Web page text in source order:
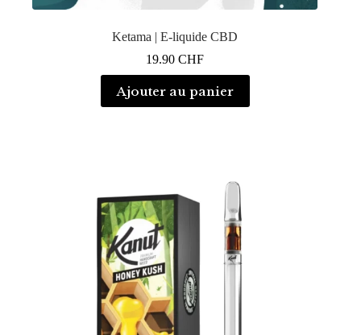
Ketama | E-liquide CBD
19.90CHF
Ajouter au panier